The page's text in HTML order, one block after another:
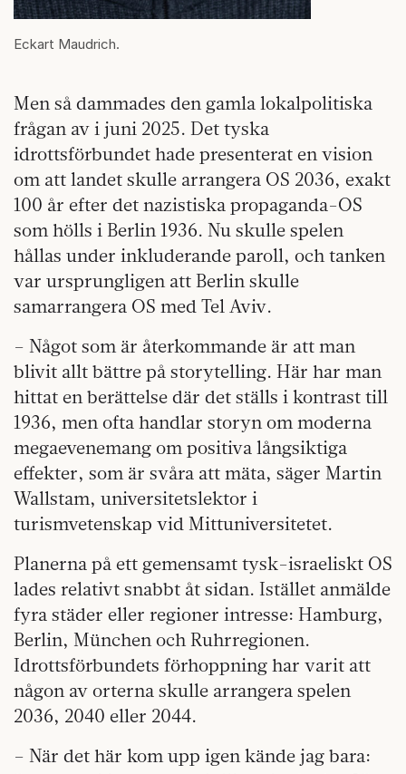
Eckart Maudrich.
Men så dammades den gamla lokalpolitiska
frågan av i juni 2025. Det tyska
idrottsförbundet hade presenterat en vision
om att landet skulle arrangera OS 2036, exakt
100 år efter det nazistiska propaganda-OS
som hölls i Berlin 1936. Nu skulle spelen
hållas under inkluderande paroll, och tanken
var ursprungligen att Berlin skulle
samarrangera OS med Tel Aviv.
– Något som är återkommande är att man
blivit allt bättre på storytelling. Här har man
hittat en berättelse där det ställs i kontrast till
1936, men ofta handlar storyn om moderna
megaevenemang om positiva långsiktiga
effekter, som är svåra att mäta, säger Martin
Wallstam, universitetslektor i
turismvetenskap vid Mittuniversitetet.
Planerna på ett gemensamt tysk-israeliskt OS
lades relativt snabbt åt sidan. Istället anmälde
fyra städer eller regioner intresse: Hamburg,
Berlin, München och Ruhrregionen.
Idrottsförbundets förhoppning har varit att
någon av orterna skulle arrangera spelen
2036, 2040 eller 2044.
– När det här kom upp igen kände jag bara: